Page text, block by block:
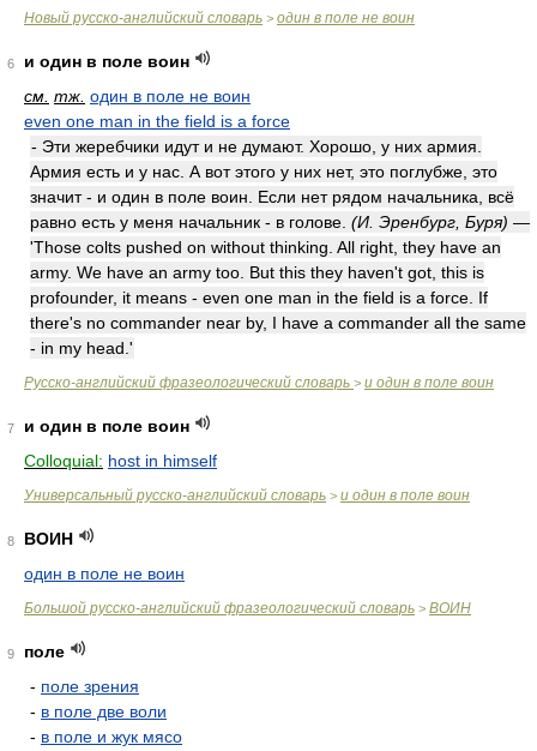
Новый русско-английский словарь > один в поле не воин
6
и один в поле воин
см. тж. один в поле не воин
even one man in the field is a force
- Эти жеребчики идут и не думают. Хорошо, у них армия.
Армия есть и у нас. А вот этого у них нет, это поглубже, это
значит - и один в поле воин. Если нет рядом начальника, всё
равно есть у меня начальник - в голове. (И. Эренбург, Буря) —
'Those colts pushed on without thinking. All right, they have an
army. We have an army too. But this they haven't got, this is
profounder, it means - even one man in the field is a force. If
there's no commander near by, I have a commander all the same
- in my head.'
Русско-английский фразеологический словарь > и один в поле воин
7
и один в поле воин
Colloquial: host in himself
Универсальный русско-английский словарь > и один в поле воин
8
ВОИН
один в поле не воин
Большой русско-английский фразеологический словарь > ВОИН
9
поле
- поле зрения
- в поле две воли
- в поле и жук мясо